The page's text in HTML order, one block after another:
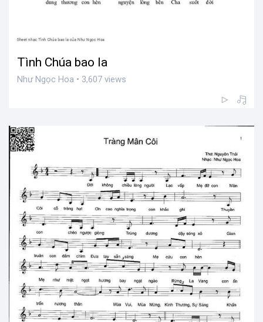
Tình Chúa bao la
Như Ngọc Hoa • 3,607 views